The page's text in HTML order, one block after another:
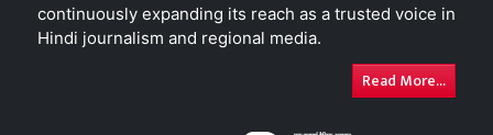
continuously expanding its reach as a trusted voice in
Hindi journalism and regional media.
Read More...